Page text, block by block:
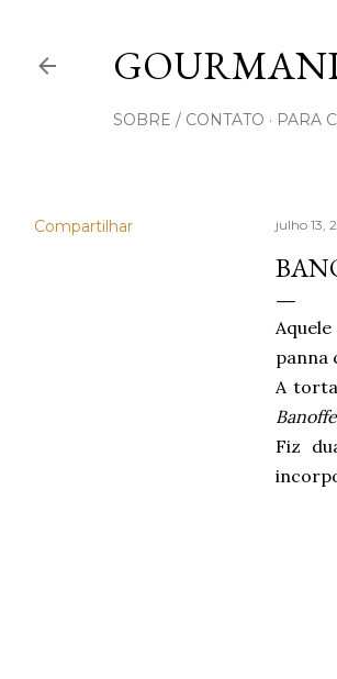
SOBRE / CONTATO PARA
Compartilhar julho 13,
Aquele
panna
A
Fiz